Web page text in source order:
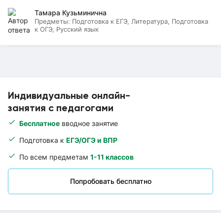
Индивидуальные онлайн-
занятия с педагогами
Бесплатное вводное занятие
Подготовка к ЕГЭ/ОГЭ и ВПР
По всем предметам 1-11 классов
Попробовать бесплатно
Тамара Кузьминична
Предметы: Подготовка к ЕГЭ, Литература, Подготовка
к ОГЭ, Русский язык